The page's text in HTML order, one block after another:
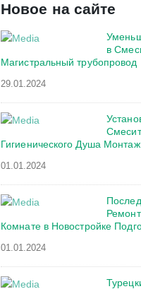
Новое на сайте
в
Магистральный трубопровод
29.01.2024
Гигиенического Душа
01.01.2024
Комнате в Новостройке
01.01.2024